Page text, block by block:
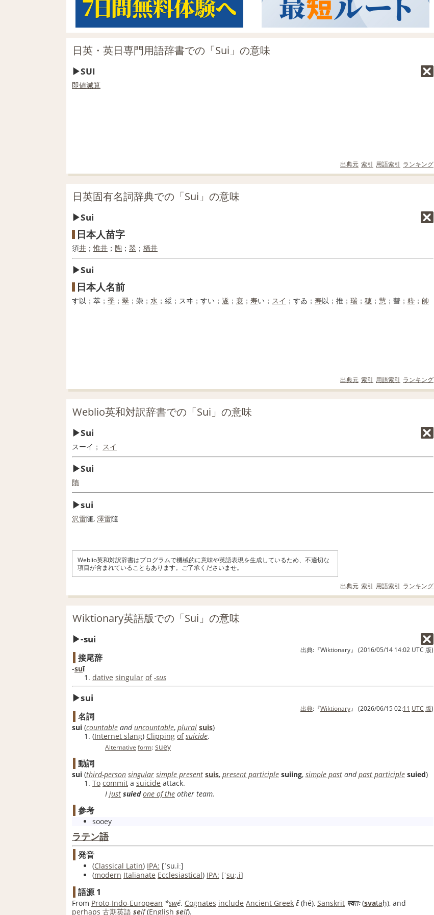
日英・英日専門用語辞書での「Sui」の意味
SUI
即値減算
出典元 索引 用語索引 ランキング
日英固有名詞辞典での「Sui」の意味
Sui
日本人苗字
須井 ；惟井 ； 陶 ； 翠 ； 栖井
Sui
日本人名前
す以；萃； 季 ； 翠 ；崇； 水 ；綏；スヰ；すい； 遂 ； 衰 ； 寿い； スイ ；すゐ； 寿以；推； 瑞 ； 穂 ； 慧 ；彗； 粋 ； 帥
出典元 索引 用語索引 ランキング
Weblio英和対訳辞書での「Sui」の意味
Sui
スーイ； スイ
Sui
隋
sui
沢雷随, 澤雷隨
Weblio英和対訳辞書はプログラムで機械的に意味や英語表現を生成しているため、不適切な
項目が含まれていることもあります。ご了承くださいませ。
出典元 索引 用語索引 ランキング
Wiktionary英語版での「Sui」の意味
-sui
出典:『Wiktionary』 (2016/05/14 14:02 UTC 版)
接尾辞
-suī
dative singular of -sus
sui
出典:『Wiktionary』 (2026/06/15 02:11 UTC 版)
名詞
sui (countable anduncountable, plural suis)
(Internet slang) Clipping of suicide.
Alternative form: suey
動詞
sui (third-person singular simple present suis, present participle suiing, simple past andpast participle suied)
To commit a suicide attack.
I just suied one of the other team.
参考
sooey
ラテン語
発音
(Classical Latin) IPA: [ˈsu.iː]
(modern Italianate Ecclesiastical) IPA: [ˈsuː.i]
語源 1
From Proto-Indo-European *swé. Cognates include Ancient Greek ἕ (hé), Sanskrit स्वतः (svataḥ), and
perhaps 古期英語 self(English self).